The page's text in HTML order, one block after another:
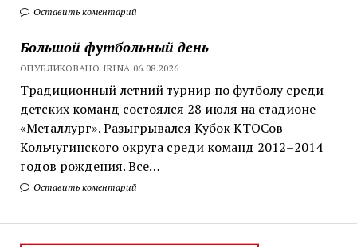
Оставить коментарий
Большой футбольный день
ОПУБЛИКОВАНО IRINA 06.08.2026
Традиционный летний турнир по футболу среди
детских команд состоялся 28 июля на стадионе
«Металлург». Разыгрывался Кубок КТОСов
Кольчугинского округа среди команд 2012–2014
годов рождения. Все…
Оставить коментарий